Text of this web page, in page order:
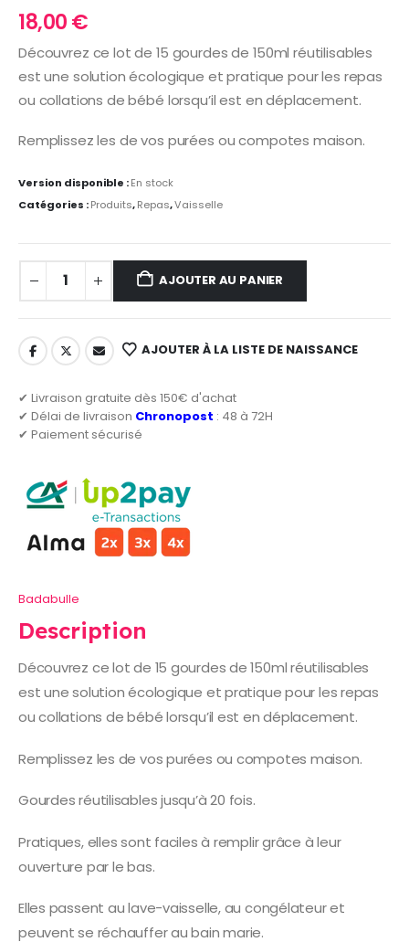
18,00€
Découvrez ce lot de 15 gourdes de 150ml réutilisables
est une solution écologique et pratique pour les repas
ou collations de bébé lorsqu’il est en déplacement.
Remplissez les de vos purées ou compotes maison.
Version disponible :En stock
Catégories :Produits,Repas,Vaisselle
AJOUTER AU PANIER
AJOUTER À LA LISTE DE NAISSANCE
✔ Livraison gratuite dès 150€ d'achat
✔ Délai de livraison Chronopost : 48 à 72H
✔ Paiement sécurisé
Badabulle
Description
Découvrez ce lot de 15 gourdes de 150ml réutilisables
est une solution écologique et pratique pour les repas
ou collations de bébé lorsqu’il est en déplacement.
Remplissez les de vos purées ou compotes maison.
Gourdes réutilisables jusqu’à 20 fois.
Pratiques, elles sont faciles à remplir grâce à leur
ouverture par le bas.
Elles passent au lave-vaisselle, au congélateur et
peuvent se réchauffer au bain marie.